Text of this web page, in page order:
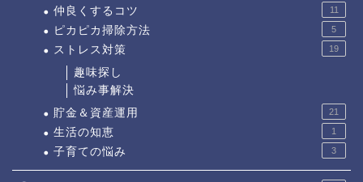
仲良くするコツ 11
ピカピカ掃除方法 5
ストレス対策 19
趣味探し
悩み事解決
貯金＆資産運用
21
生活の知恵 1
子育ての悩み 3